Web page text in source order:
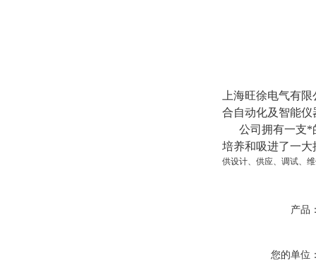
上海旺徐电气有限
合自动化及智能仪
公司拥有一支*
培养和吸进了一
供设计、供应、调试、
产品
您的单位